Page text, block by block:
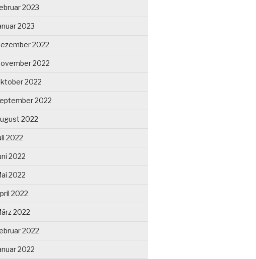
2023
2023
2022
2022
2022
2022
2022
2022
2022
2022
2022
2022
2022
2022